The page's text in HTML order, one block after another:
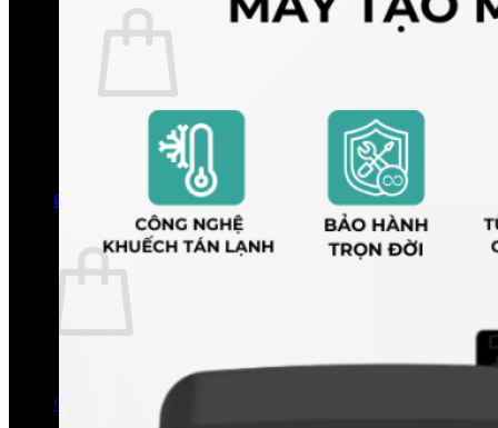
Chưa có sản phẩm trong giỏ hàng.
Quay trở lại cửa hàng
0
Giỏ hàng
Chưa có sản phẩm trong giỏ hàng.
Quay trở lại cửa hàng